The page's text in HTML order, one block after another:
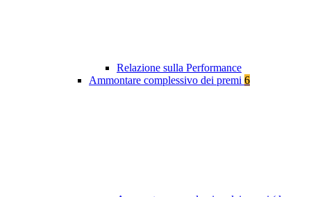
Relazione sulla Performance
Ammontare complessivo dei premi 6